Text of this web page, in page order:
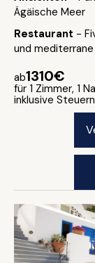
Ägäische Meer
Restaurant -
und mediterrane
ab1310€
für 1 Zimmer, 1
inklusive